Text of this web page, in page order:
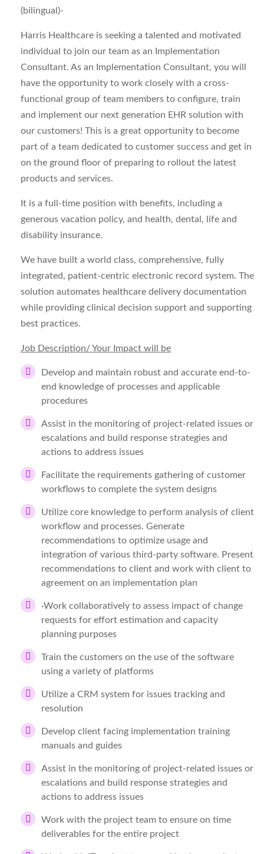
(bilingual)-
Harris Healthcare is seeking a talented and motivated
individual to join our team as an Implementation
Consultant. As an Implementation Consultant, you will
have the opportunity to work closely with a cross-
functional group of team members to configure, train
and implement our next generation EHR solution with
our customers! This is a great opportunity to become
part of a team dedicated to customer success and get in
on the ground floor of preparing to rollout the latest
products and services.
It is a full-time position with benefits, including a
generous vacation policy, and health, dental, life and
disability insurance.
We have built a world class, comprehensive, fully
integrated, patient-centric electronic record system. The
solution automates healthcare delivery documentation
while providing clinical decision support and supporting
best practices.
Job Description/ Your Impact will be
Develop and maintain robust and accurate end-to-
end knowledge of processes and applicable
procedures
Assist in the monitoring of project-related issues or
escalations and build response strategies and
actions to address issues
Facilitate the requirements gathering of customer
workflows to complete the system designs
Utilize core knowledge to perform analysis of client
workflow and processes. Generate
recommendations to optimize usage and
integration of various third-party software. Present
recommendations to client and work with client to
agreement on an implementation plan
·Work collaboratively to assess impact of change
requests for effort estimation and capacity
planning purposes
Train the customers on the use of the software
using a variety of platforms
Utilize a CRM system for issues tracking and
resolution
Develop client facing implementation training
manuals and guides
Assist in the monitoring of project-related issues or
escalations and build response strategies and
actions to address issues
Work with the project team to ensure on time
deliverables for the entire project